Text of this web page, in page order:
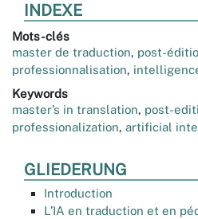
INDEXE
Mots-clés
master de traduction, post-
professionnalisation,
Keywords
master’s in translation, post-
professionalization, artificial
GLIEDERUNG
Introduction
L’IA en traduction et en